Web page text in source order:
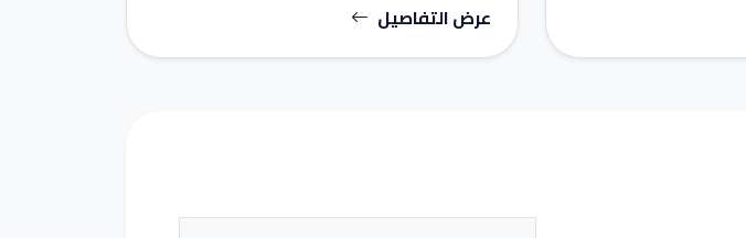
عرض التفاصيل